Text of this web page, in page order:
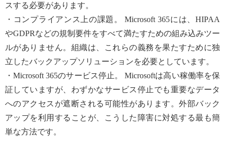
スする必要があります。
・コンプライアンス上の課題。 Microsoft 365には、HIPAA
やGDPRなどの規制要件をすべて満たすための組み込みツー
ルがありません。組織は、これらの義務を果たすために独
立したバックアップソリューションを必要としています。
・Microsoft 365のサービス停止。 Microsoftは高い稼働率を保
証していますが、わずかなサービス停止でも重要なデータ
へのアクセスが遮断される可能性があります。外部バック
アップを利用することが、こうした障害に対処する最も簡
単な方法です。